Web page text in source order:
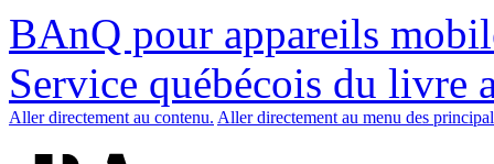
BAnQ pour appareils
Service québécois du livre
Aller directement au contenu. Aller directement au menu des